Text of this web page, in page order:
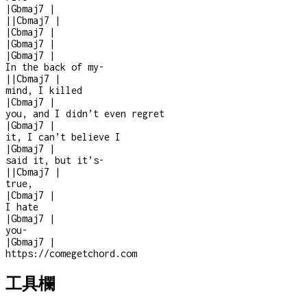
|Gbmaj7
|
| |Cbmaj7
|
|Cbmaj7
|
|Gbmaj7
|
|Gbmaj7
|
In the back of my-
| |Cbmaj7
|
mind, I killed
|Cbmaj7
|
you, and I didn’t even regret
|Gbmaj7
|
it, I can’t believe I
|Gbmaj7
|
said it, but it’s-
| |Cbmaj7
|
true,
|Cbmaj7
|
I hate
|Gbmaj7
|
you-
|Gbmaj7
|
https://comegetchord.com
工具欄